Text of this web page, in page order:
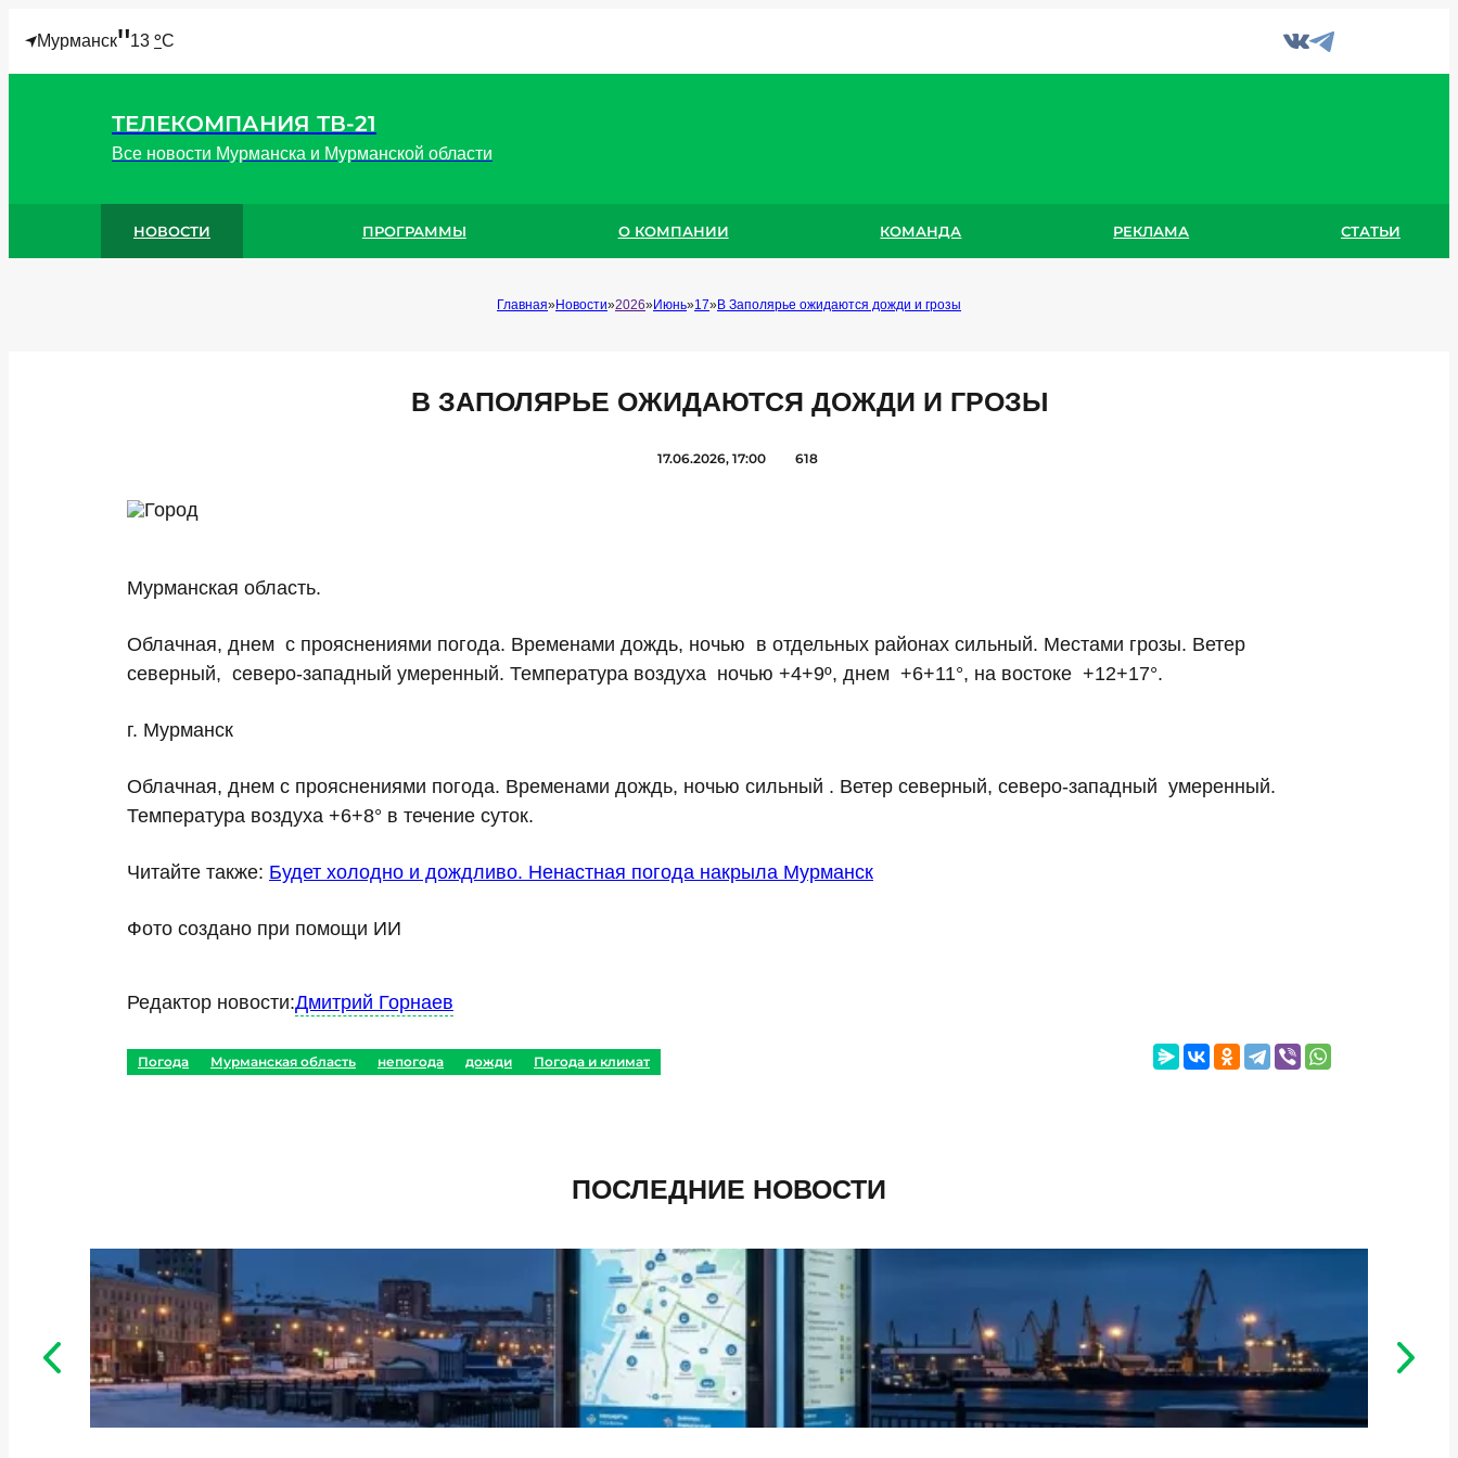
Мурманск"13 °C
ТЕЛЕКОМПАНИЯ ТВ-21
Все новости Мурманска и Мурманской области
НОВОСТИ ПРОГРАММЫ О КОМПАНИИ КОМАНДА РЕКЛАМА СТАТЬИ
Главная Новости 2026 Июнь 17 В Заполярье ожидаются дожди и грозы
В ЗАПОЛЯРЬЕ ОЖИДАЮТСЯ ДОЖДИ И ГРОЗЫ
17.06.2026, 17:00 618
Мурманская область.
Облачная, днем с прояснениями погода. Временами дождь, ночью в отдельных районах сильный. Местами грозы. Ветер
северный, северо-западный умеренный. Температура воздуха ночью +4+9º, днем +6+11°, на востоке +12+17°.
г. Мурманск
Облачная, днем с прояснениями погода. Временами дождь, ночью сильный . Ветер северный, северо-западный умеренный.
Температура воздуха +6+8° в течение суток.
Читайте также: Будет холодно и дождливо. Ненастная погода накрыла Мурманск
Фото создано при помощи ИИ
Редактор новости:Дмитрий Горнаев
Погода Мурманская область непогода дожди Погода и климат
ПОСЛЕДНИЕ НОВОСТИ